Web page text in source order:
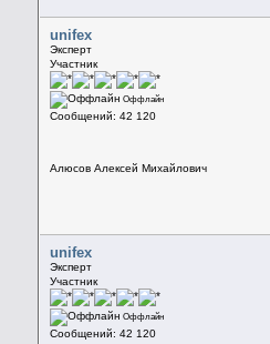
unifex
Эксперт
Участник
Оффлайн
Сообщений: 42 120
Алюсов Алексей Михайлович
unifex
Эксперт
Участник
Оффлайн
Сообщений: 42 120